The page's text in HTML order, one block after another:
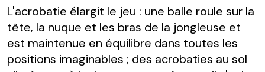
L'acrobatie élargit le jeu : une balle roule sur la
tête, la nuque et les bras de la jongleuse et
est maintenue en équilibre dans toutes les
positions imaginables ; des acrobaties au sol